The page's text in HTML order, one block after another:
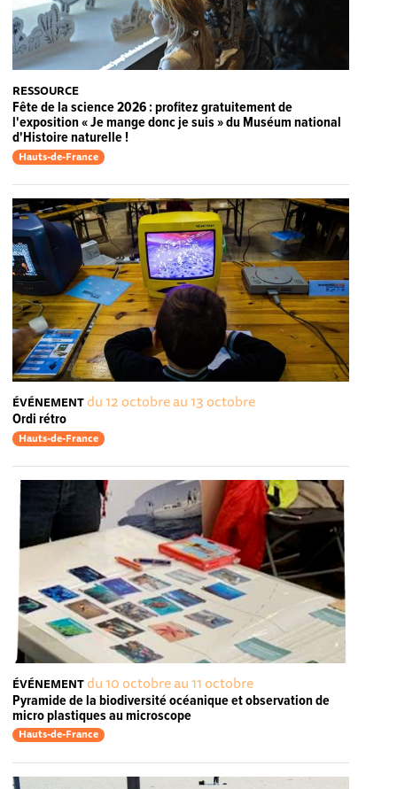
RESSOURCE
Fête de la science 2026 : profitez gratuitement de
l'exposition « Je mange donc je suis » du Muséum national
d'Histoire naturelle !
Hauts-de-France
ÉVÉNEMENTdu 12 octobre au 13 octobre
Ordi rétro
Hauts-de-France
ÉVÉNEMENTdu 10 octobre au 11 octobre
Pyramide de la biodiversité océanique et observation de
micro plastiques au microscope
Hauts-de-France